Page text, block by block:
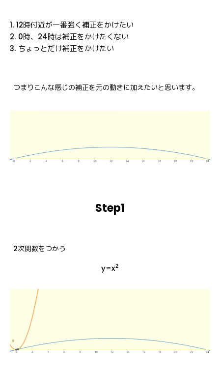
12時付近が一番強く補正をかけたい
0時、24時は補正をかけたくない
ちょっとだけ補正をかけたい
つまりこんな感じの補正を元の動きに加えたいと思います。
Step1
2次関数をつかう
y=x2